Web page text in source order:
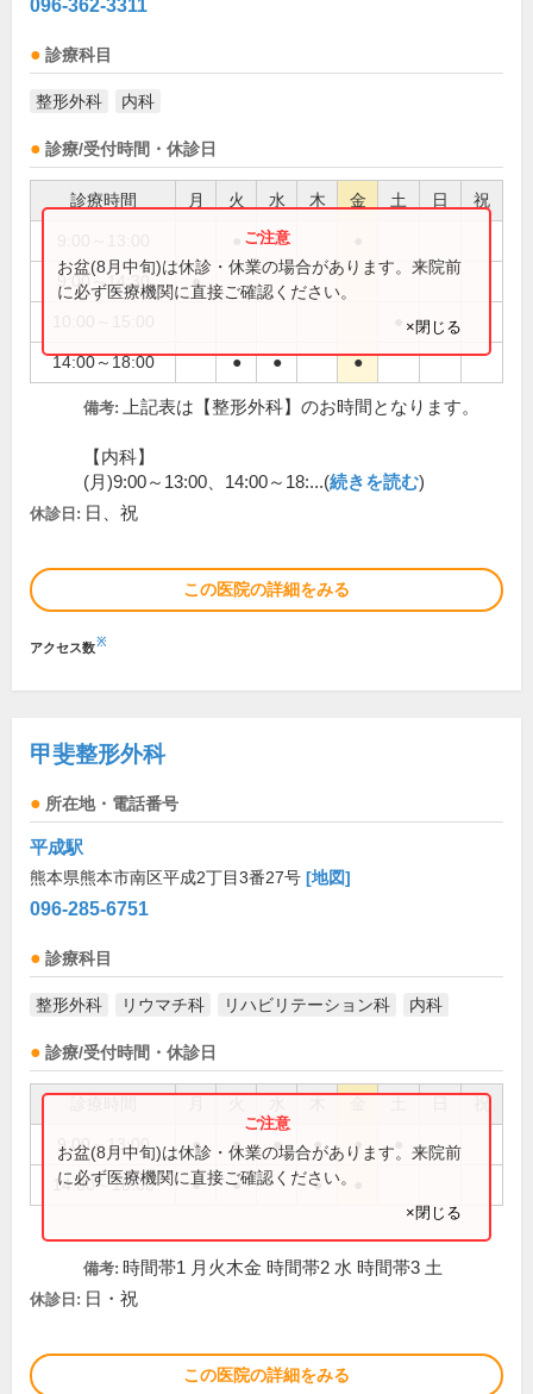
096-362-3311
診療科目
整形外科 内科
診療/受付時間・休診日
診療時間 月 火 水 木 金 土 日 祝
●
9:00～14:30 ●
14:00～18:00 ● ● ●
お盆(8月中旬)は休診・休業の場合があります。来院前
に必ず医療機関に直接ご確認ください。
×閉じる
備考: 上記表は【整形外科】のお時間となります。
【内科】
(月)9:00～13:00、14:00～18:...(続きを読む)
休診日: 日、祝
この医院の詳細をみる
アクセス数※
甲斐整形外科
所在地・電話番号
平成駅
熊本県熊本市南区平成2丁目3番27号 [地図]
096-285-6751
診療科目
整形外科 リウマチ科 リハビリテーション科 内科
診療/受付時間・休診日
祝
9:00～13:00 ● ● ● ● ●
14:00～18:00 ● ● ●
お盆(8月中旬)は休診・休業の場合があります。来院前
に必ず医療機関に直接ご確認ください。
×閉じる
備考: 時間帯1 月火木金 時間帯2 水 時間帯3 土
休診日: 日・祝
この医院の詳細をみる